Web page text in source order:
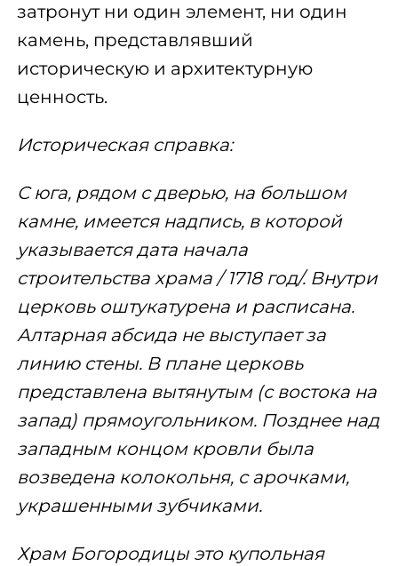
затронут ни один элемент, ни один
камень, представлявший
историческую и архитектурную
ценность.
Историческая справка:
С юга, рядом с дверью, на большом
камне, имеется надпись, в которой
указывается дата начала
строительства храма / 1718 год/. Внутри
церковь оштукатурена и расписана.
Алтарная абсида не выступает за
линию стены. В плане церковь
представлена вытянутым (с востока на
запад) прямоугольником. Позднее над
западным концом кровли была
возведена колокольня, с арочками,
украшенными зубчиками.
Храм Богородицы это купольная